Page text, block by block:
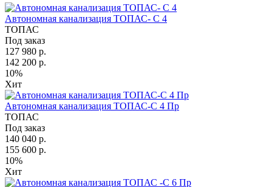
Автономная канализация ТОПАС- С 4
ТОПАС
Под заказ
127 980 р.
142 200 р.
10%
Хит
Автономная канализация ТОПАС-С 4 Пр
ТОПАС
Под заказ
140 040 р.
155 600 р.
10%
Хит